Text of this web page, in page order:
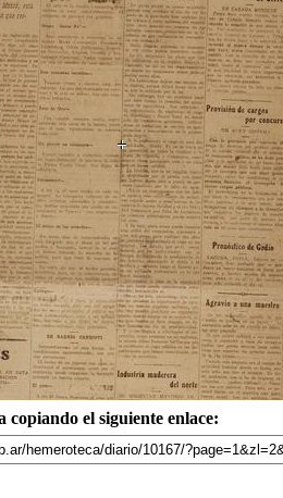
copiando el siguiente enlace: